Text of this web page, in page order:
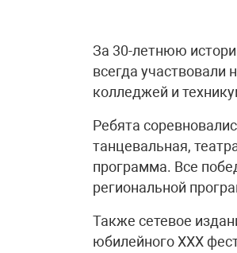
За 30-летнюю
всегда участвовали
колледжей и
Ребята
танцевальная,
программа. Все
региональной
Также сетевое
юбилейного XXX